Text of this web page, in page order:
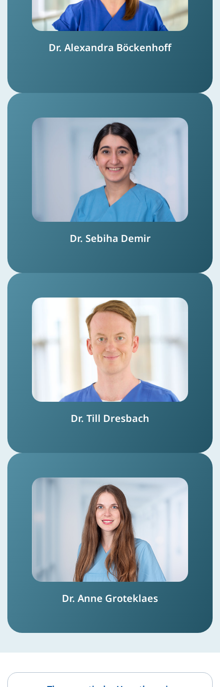
Dr. Alexandra Böckenhoff
Dr. Sebiha Demir
Dr. Till Dresbach
Dr. Anne Groteklaes